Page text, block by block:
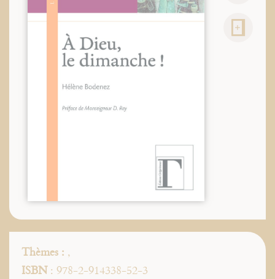
Thèmes : ,
ISBN: 978-2-914338-52-3